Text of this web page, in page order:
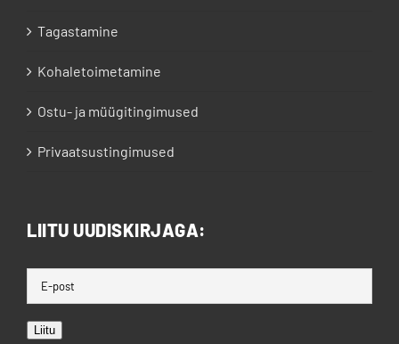
Tagastamine
Kohaletoimetamine
Ostu- ja müügitingimused
Privaatsustingimused
LIITU UUDISKIRJAGA:
Liitu